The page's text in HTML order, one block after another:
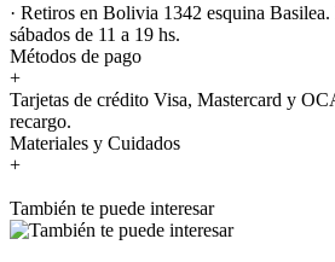
· Retiros en Bolivia 1342 esquina
sábados de 11 a 19 hs.
Métodos de pago
+
Tarjetas de crédito Visa, Mastercard y
recargo.
Materiales y Cuidados
+
También te puede interesar